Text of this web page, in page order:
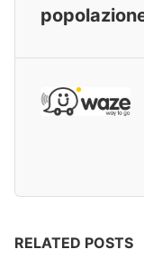
RELATED POSTS